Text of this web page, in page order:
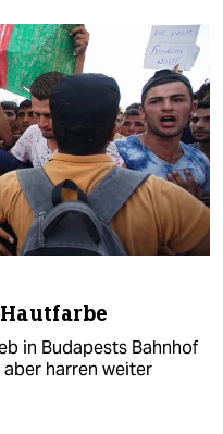
in Budapests Bahnhof
harren weiter